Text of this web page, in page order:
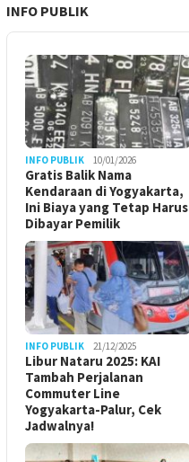
INFO PUBLIK
INFO PUBLIK 10/01/2026
Gratis Balik Nama
Kendaraan di Yogyakarta,
Ini Biaya yang Tetap Harus
Dibayar Pemilik
INFO PUBLIK 21/12/2025
Libur Nataru 2025: KAI
Tambah Perjalanan
Commuter Line
Yogyakarta-Palur, Cek
Jadwalnya!